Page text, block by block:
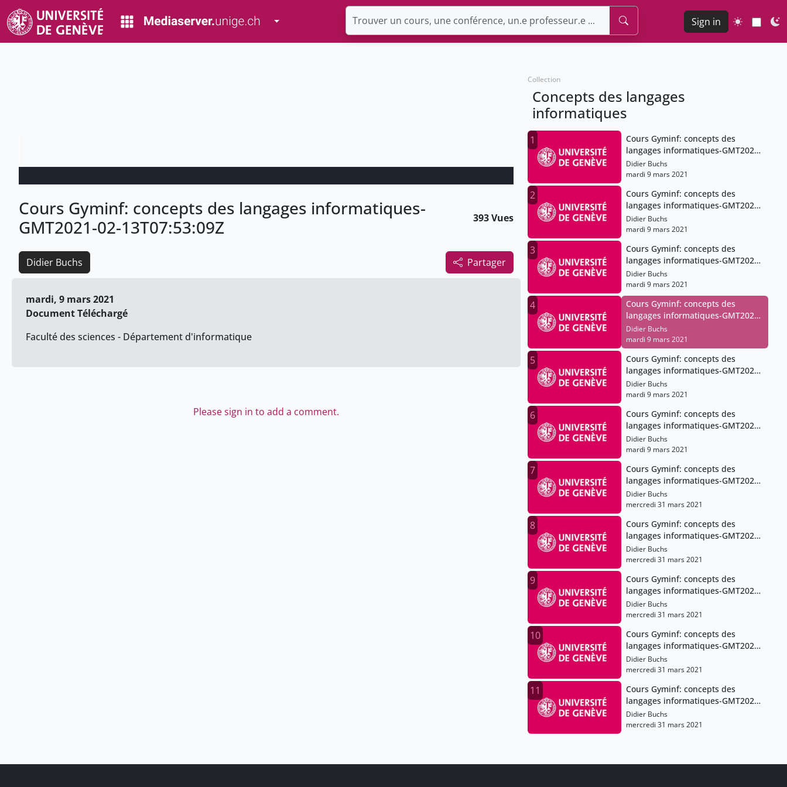
Toggle Dropdown Sign in
Cours Gyminf: concepts des langages informatiques-
GMT2021-02-13T07:53:09Z
393 Vues
Partager
Didier Buchs
mardi, 9 mars 2021
Document Téléchargé
Faculté des sciences - Département d'informatique
Please sign in to add a comment.
Collection
Concepts des langages
informatiques
1
Cours Gyminf: concepts des
langages informatiques-GMT2021-
02-27T07:47:13Z
Didier Buchs
mardi 9 mars 2021
2
Cours Gyminf: concepts des
langages informatiques-GMT2021-
02-27T07:47:13Z
Didier Buchs
mardi 9 mars 2021
3
Cours Gyminf: concepts des
langages informatiques-GMT2021-
02-13T07:53:09Z
Didier Buchs
mardi 9 mars 2021
4
Cours Gyminf: concepts des
langages informatiques-GMT2021-
02-13T07:53:09Z
Didier Buchs
mardi 9 mars 2021
5
Cours Gyminf: concepts des
langages informatiques-GMT2021-
01-30T07:51:53Z
Didier Buchs
mardi 9 mars 2021
6
Cours Gyminf: concepts des
langages informatiques-GMT2021-
01-30T07:51:53Z
Didier Buchs
mardi 9 mars 2021
7
Cours Gyminf: concepts des
langages informatiques-GMT2021-
03-27T07:49:00Z
Didier Buchs
mercredi 31 mars 2021
8
Cours Gyminf: concepts des
langages informatiques-GMT2021-
03-27T07:49:00Z
Didier Buchs
mercredi 31 mars 2021
9
Cours Gyminf: concepts des
langages informatiques-GMT2021-
03-27T07:49:00Z
Didier Buchs
mercredi 31 mars 2021
10
Cours Gyminf: concepts des
langages informatiques-GMT2021-
03-13T12:41:56Z
Didier Buchs
mercredi 31 mars 2021
11
Cours Gyminf: concepts des
langages informatiques-GMT2021-
03-13T07:59:00Z
Didier Buchs
mercredi 31 mars 2021